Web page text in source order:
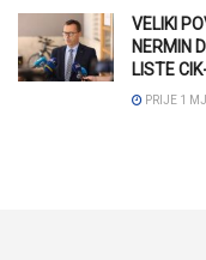
VELIKI
NERMIN
LISTE
PRIJE 1